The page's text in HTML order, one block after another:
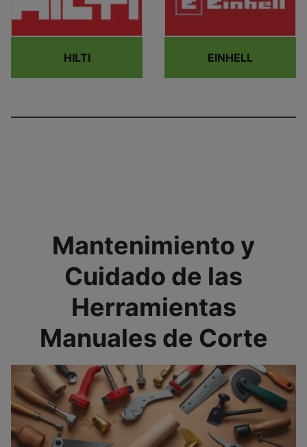
HILTI EINHELL
Mantenimiento y
Cuidado de las
Herramientas
Manuales de Corte